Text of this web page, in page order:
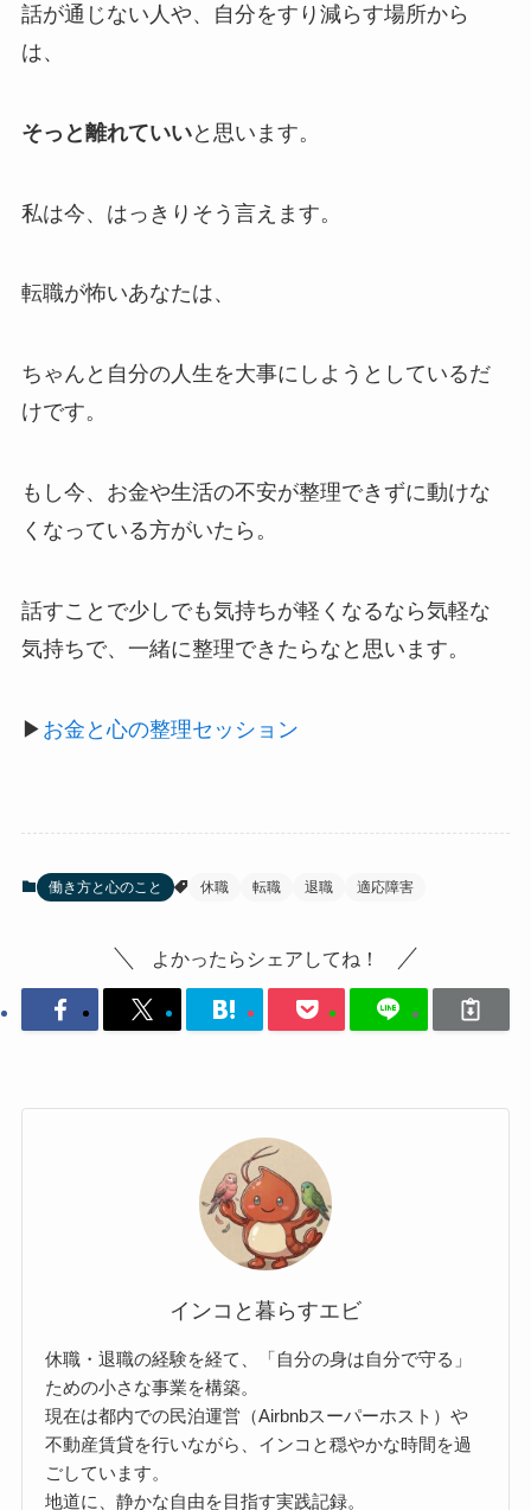
話が通じない人や、自分をすり減らす場所から
は、
そっと離れていいと思います。
私は今、はっきりそう言えます。
転職が怖いあなたは、
ちゃんと自分の人生を大事にしようとしているだ
けです。
もし今、お金や生活の不安が整理できずに動けな
くなっている方がいたら。
話すことで少しでも気持ちが軽くなるなら気軽な
気持ちで、一緒に整理できたらなと思います。
▶︎ お金と心の整理セッション
働き方と心のこと 休職 転職 退職 適応障害
よかったらシェアしてね！
インコと暮らすエビ
休職・退職の経験を経て、「自分の身は自分で守る」
ための小さな事業を構築。
現在は都内での民泊運営（Airbnbスーパーホスト）や
不動産賃貸を行いながら、インコと穏やかな時間を過
ごしています。
地道に、静かな自由を目指す実践記録。